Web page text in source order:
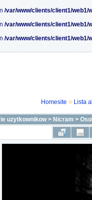
/var/www/clients/client1/web1/
/var/www/clients/client1/web1/
/var/www/clients/client1/web1/
Homesite
Lista
uzytkownikow> Nicram >